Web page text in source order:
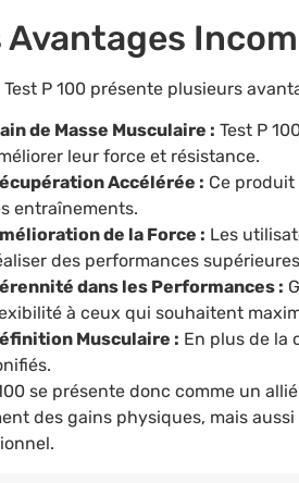
Avantages
Test P 100 présente plusieurs
de Masse Musculaire : Test P
leur force et résistance.
Accélérée : Ce
entraînements.
de la Force : Les
des performances
dans les Performances :
à ceux qui souhaitent
Musculaire : En plus de la
se présente donc comme un
des gains physiques, mais